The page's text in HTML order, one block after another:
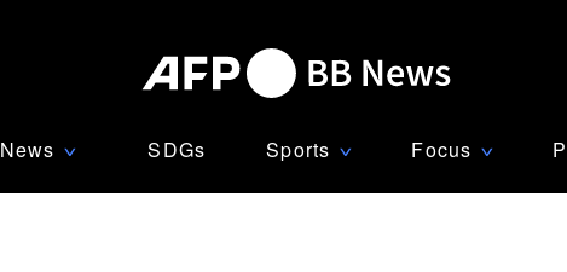
News ∨ SDGs Sports ∨ Focus ∨